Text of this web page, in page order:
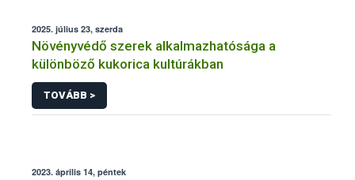
2025. július 23, szerda
Növényvédő szerek alkalmazhatósága a
különböző kukorica kultúrákban
TOVÁBB >
2023. április 14, péntek